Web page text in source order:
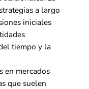
a largo
iniciales
tiempo y la
en mercados
que suelen